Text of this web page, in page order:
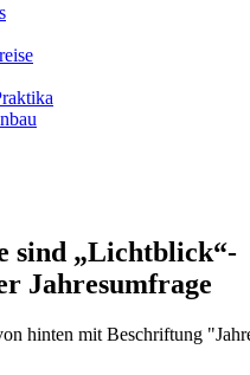
sind „Lichtblick“-
Jahresumfrage